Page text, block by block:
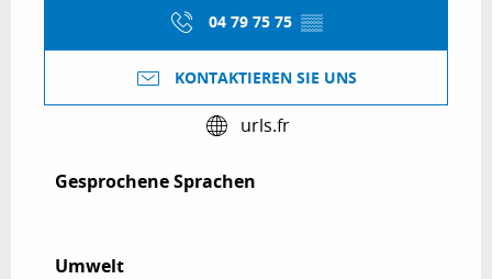
04 79 75 75 ▒▒
KONTAKTIEREN SIE UNS
urls.fr
Gesprochene Sprachen
Gesprochene Sprachen
Umwelt
Umwelt